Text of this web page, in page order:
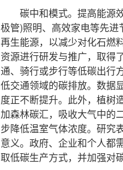
碳中和模式。提高能源效
极管)照明、高效家电等先
再生能源，以减少对化石燃
资源进行研发与推广，取得
通、骑行或步行等低碳出行
低交通领域的碳排放。数据
度正不断提升。此外，植树
加森林碳汇，吸收大气中的
步降低温室气体浓度。研究
意义。政府、企业和个人都
取低碳生产方式，并加强对